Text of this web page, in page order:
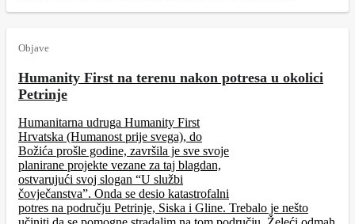
Objave
Humanity First na terenu nakon potresa u okolici
Petrinje
Humanitarna udruga Humanity First
Hrvatska (Humanost prije svega), do
Božića prošle godine, završila je sve svoje
planirane projekte vezane za taj blagdan,
ostvarujući svoj slogan “U službi
čovječanstva”. Onda se desio katastrofalni
potres na području Petrinje, Siska i Gline. Trebalo je nešto